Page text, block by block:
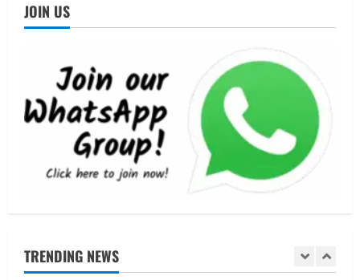
JOIN US
TRENDING NEWS
1
UTTARAKHAND NEWS
धामी कैबिनेट ने लिए कई महत्वपूर्ण निर्णय, अब
सामान्य वर्ग के पशुपालकों को भी गाय एवं भैंस
खरीद पर मिलेगा अनुदान, मजदूरी संहिता
नियमावली-2026 को मिली मंजूरी
August 7, 2026
2